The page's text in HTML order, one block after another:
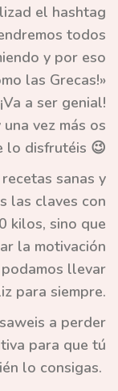
el hashtag
todos
y por eso
las Grecas!»
a ser genial!
vez más os
lo disfrutéis 😉
sanas y
las claves con
kilos, sino que
la motivación
llevar
para siempre.
a perder
para que tú
lo consigas.